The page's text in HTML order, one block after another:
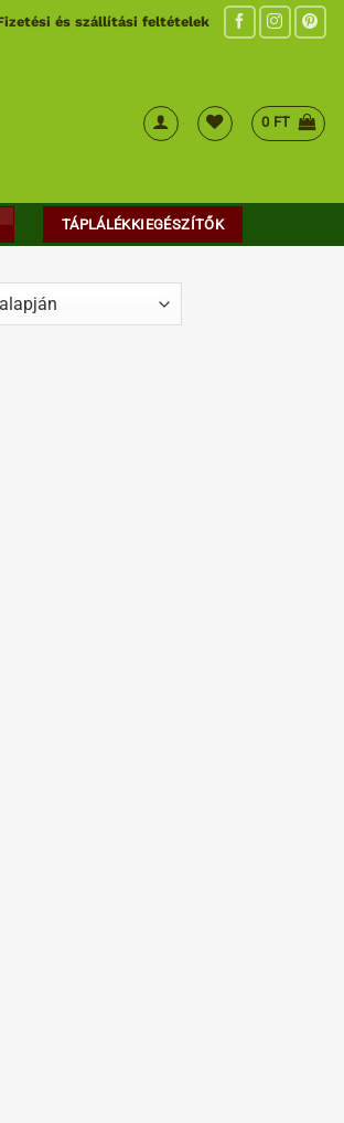
és szállítási feltételek
0 FT
TÁPLÁLÉKKIEGÉSZÍTŐK